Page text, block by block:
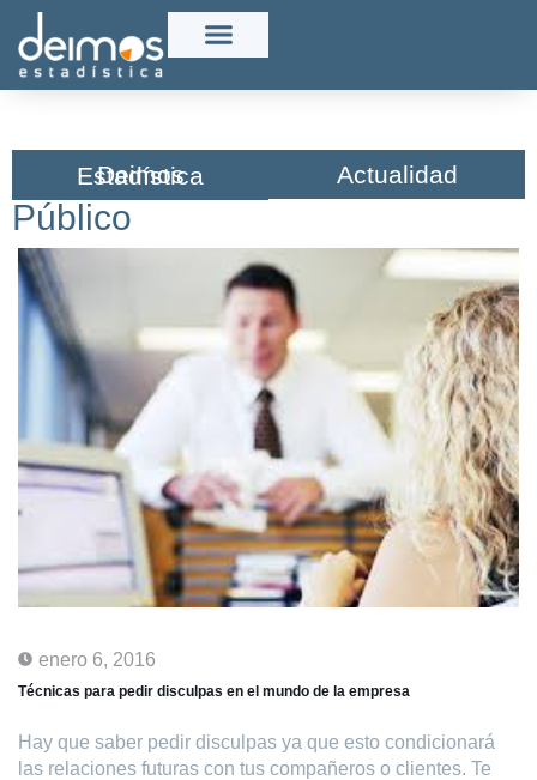
Deimos Estadística​ Actualidad
Público
enero 6, 2016
Técnicas para pedir disculpas en el mundo de la empresa
Hay que saber pedir disculpas ya que esto condicionará
las relaciones futuras con tus compañeros o clientes. Te